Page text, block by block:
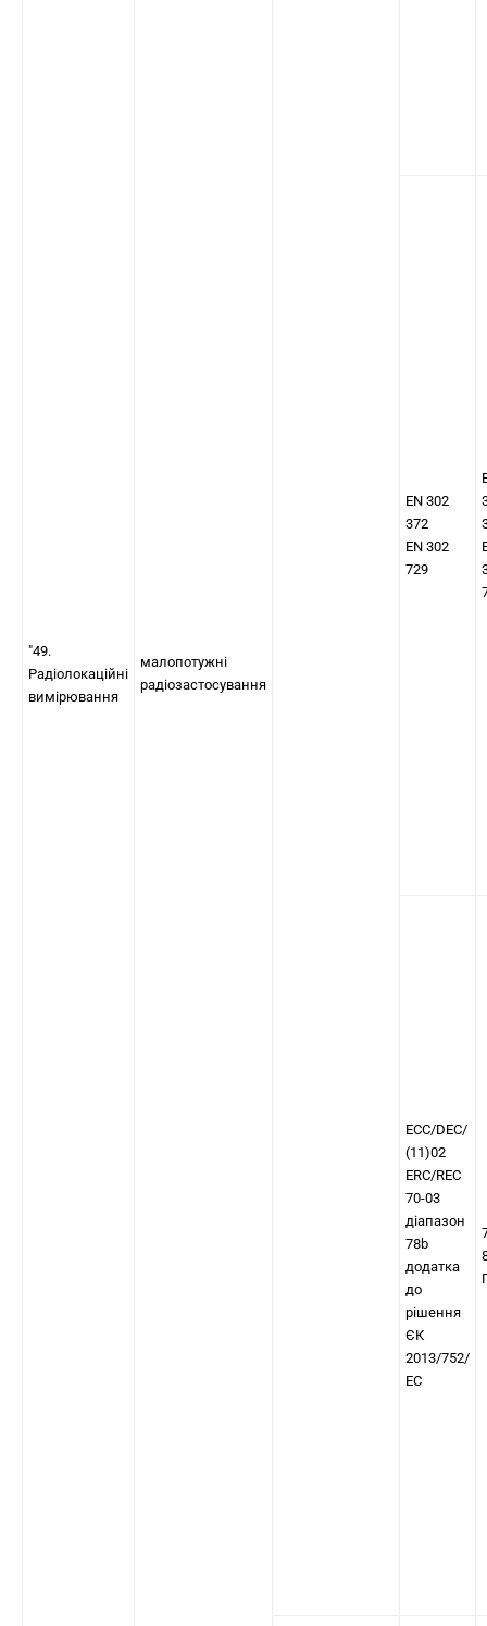
"49.
Радіолокаційні
вимірювання
малопотужні
радіозастосування
EN 302
372
EN 302
729
ECC/DEC/
(11)02
ERC/REC
70-03
діапазон
78b
додатка
до
рішення
ЄК
2013/752/
ЕС